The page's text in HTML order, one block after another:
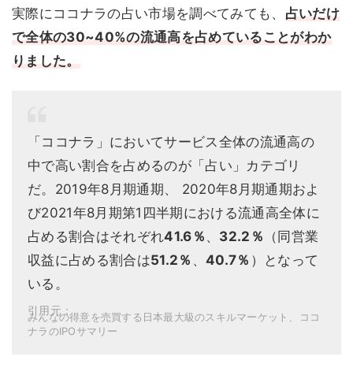
実際にココナラの占い市場を調べてみても、 占いだけ
で全体の30~40%の流通高を占めていることがわか
りました。
「ココナラ」においてサービス全体の流通高の
中で高い割合を占めるのが「占い」カテゴリ
だ。2019年8月期通期、 2020年8月期通期およ
び2021年8月期第1四半期における流通高全体に
占める割合はそれぞれ41.6％ 、 32.2％
（同営業
収益に占める割合は51.2％ 、40.7％ ）となって
いる。
引用元：
みんなの得意を売買する日本最大級のスキルマーケット、ココ
ナラのIPOサマリー